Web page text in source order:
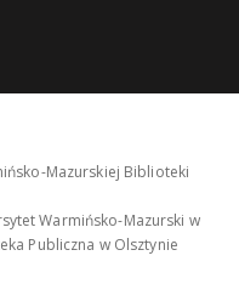
Mazurskiej Biblioteki
Warmińsko-Mazurski w
Publiczna w Olsztynie